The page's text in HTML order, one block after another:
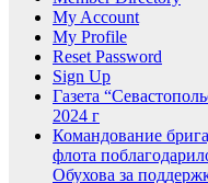
My Account
My Profile
Reset Password
Sign Up
Газета
2024 г
Командование
флота
Обухова за